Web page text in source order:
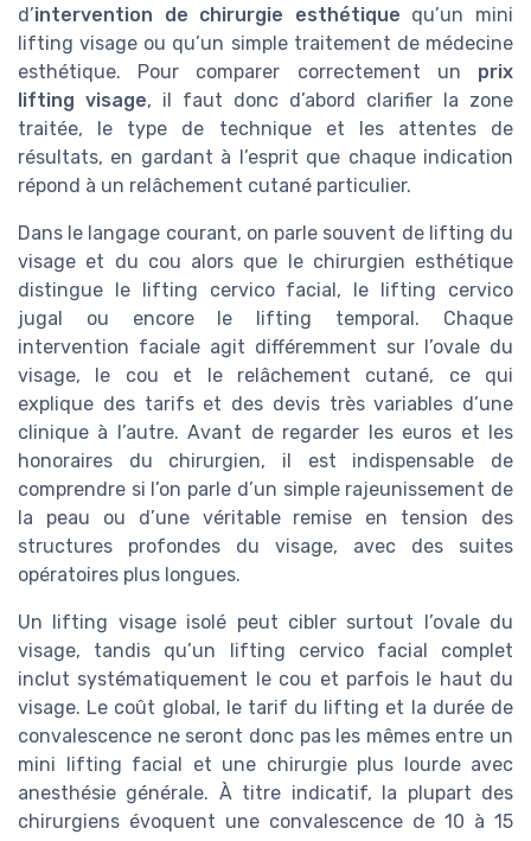
d’intervention de chirurgie esthétique qu’un mini
lifting visage ou qu’un simple traitement de médecine
esthétique. Pour comparer correctement un prix
lifting visage, il faut donc d’abord clarifier la zone
traitée, le type de technique et les attentes de
résultats, en gardant à l’esprit que chaque indication
répond à un relâchement cutané particulier.
Dans le langage courant, on parle souvent de lifting du
visage et du cou alors que le chirurgien esthétique
distingue le lifting cervico facial, le lifting cervico
jugal ou encore le lifting temporal. Chaque
intervention faciale agit différemment sur l’ovale du
visage, le cou et le relâchement cutané, ce qui
explique des tarifs et des devis très variables d’une
clinique à l’autre. Avant de regarder les euros et les
honoraires du chirurgien, il est indispensable de
comprendre si l’on parle d’un simple rajeunissement de
la peau ou d’une véritable remise en tension des
structures profondes du visage, avec des suites
opératoires plus longues.
Un lifting visage isolé peut cibler surtout l’ovale du
visage, tandis qu’un lifting cervico facial complet
inclut systématiquement le cou et parfois le haut du
visage. Le coût global, le tarif du lifting et la durée de
convalescence ne seront donc pas les mêmes entre un
mini lifting facial et une chirurgie plus lourde avec
anesthésie générale. À titre indicatif, la plupart des
chirurgiens évoquent une convalescence de 10 à 15